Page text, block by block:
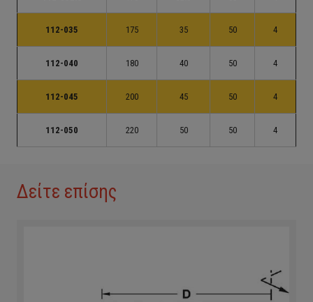
112-035 175 35 50 4
112-040 180 40 50 4
112-045 200 45 50 4
112-050 220 50 50 4
Δείτε επίσης